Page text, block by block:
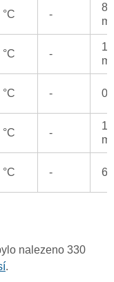
-
-
- 0
-
- 6
nalezeno 330
.